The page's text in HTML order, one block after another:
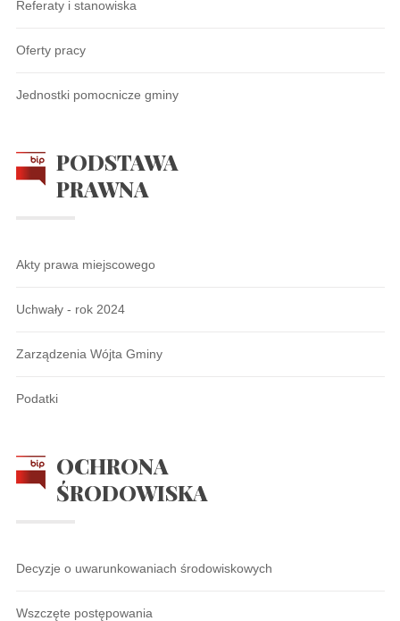
Referaty i stanowiska
Oferty pracy
Jednostki pomocnicze gminy
PODSTAWA
PRAWNA
Akty prawa miejscowego
Uchwały - rok 2024
Zarządzenia Wójta Gminy
Podatki
OCHRONA
ŚRODOWISKA
Decyzje o uwarunkowaniach środowiskowych
Wszczęte postępowania